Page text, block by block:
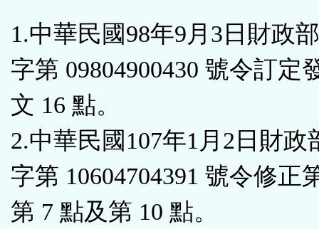
按
鈕
區
1.中華民國98年9月3日財政
字第 09804900430 號令訂定
文 16 點。
2.中華民國107年1月2日財政
字第 10604704391 號令修正
第 7 點及第 10 點。